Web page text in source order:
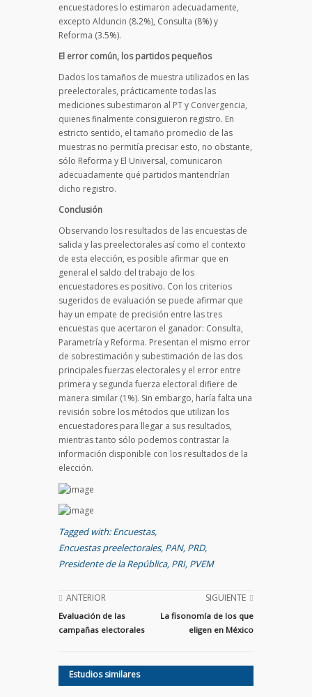
encuestadores lo estimaron adecuadamente,
excepto Alduncin (8.2%), Consulta (8%) y
Reforma (3.5%).
El error común, los partidos pequeños
Dados los tamaños de muestra utilizados en las
preelectorales, prácticamente todas las
mediciones subestimaron al PT y Convergencia,
quienes finalmente consiguieron registro. En
estricto sentido, el tamaño promedio de las
muestras no permitía precisar esto, no obstante,
sólo Reforma y El Universal, comunicaron
adecuadamente qué partidos mantendrían
dicho registro.
Conclusión
Observando los resultados de las encuestas de
salida y las preelectorales así como el contexto
de esta elección, es posible afirmar que en
general el saldo del trabajo de los
encuestadores es positivo. Con los criterios
sugeridos de evaluación se puede afirmar que
hay un empate de precisión entre las tres
encuestas que acertaron el ganador: Consulta,
Parametría y Reforma. Presentan el mismo error
de sobrestimación y subestimación de las dos
principales fuerzas electorales y el error entre
primera y segunda fuerza electoral difiere de
manera similar (1%). Sin embargo, haría falta una
revisión sobre los métodos que utilizan los
encuestadores para llegar a sus resultados,
mientras tanto sólo podemos contrastar la
información disponible con los resultados de la
elección.
Tagged with: Encuestas,
Encuestas preelectorales, PAN, PRD,
Presidente de la República, PRI, PVEM
ANTERIOR
Evaluación de las
campañas electorales
SIGUIENTE
La fisonomía de los que
eligen en México
Estudios similares